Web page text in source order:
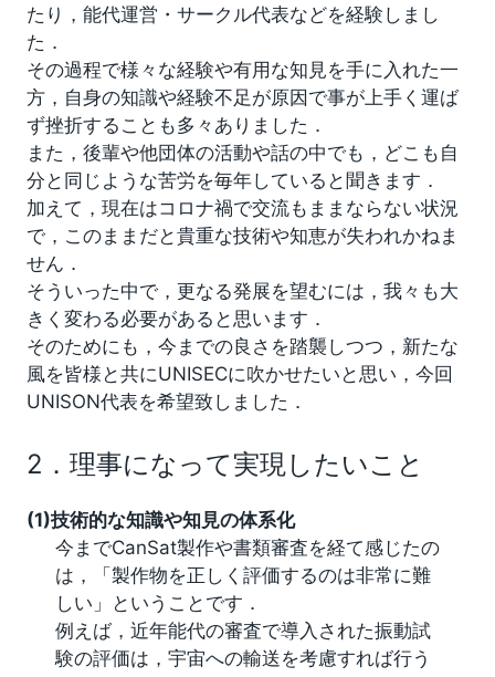
たり，能代運営・サークル代表などを経験しまし
た．
その過程で様々な経験や有用な知見を手に入れた一
方，自身の知識や経験不足が原因で事が上手く運ば
ず挫折することも多々ありました．
また，後輩や他団体の活動や話の中でも，どこも自
分と同じような苦労を毎年していると聞きます．
加えて，現在はコロナ禍で交流もままならない状況
で，このままだと貴重な技術や知恵が失われかねま
せん．
そういった中で，更なる発展を望むには，我々も大
きく変わる必要があると思います．
そのためにも，今までの良さを踏襲しつつ，新たな
風を皆様と共にUNISECに吹かせたいと思い，今回
UNISON代表を希望致しました．
2．理事になって実現したいこと
(1)技術的な知識や知見の体系化
今までCanSat製作や書類審査を経て感じたの
は，「製作物を正しく評価するのは非常に難
しい」ということです．
例えば，近年能代の審査で導入された振動試
験の評価は，宇宙への輸送を考慮すれば行う